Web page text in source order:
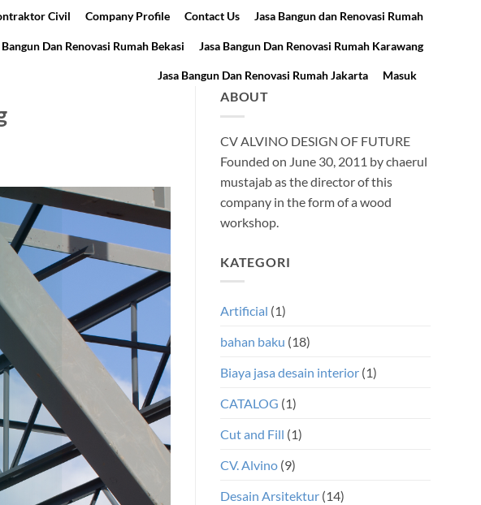
Civil Company Profile Contact Us Jasa Bangun dan Renovasi Rumah
Bangun Dan Renovasi Rumah Bekasi Jasa Bangun Dan Renovasi Rumah Karawang
Jasa Bangun Dan Renovasi Rumah Jakarta Masuk
ABOUT
CV ALVINO DESIGN OF FUTURE
Founded on June 30, 2011 by chaerul
mustajab as the director of this
company in the form of a wood
workshop.
KATEGORI
Artificial (1)
bahan baku (18)
Biaya jasa desain interior (1)
CATALOG (1)
Cut and Fill (1)
CV. Alvino (9)
Desain Arsitektur (14)